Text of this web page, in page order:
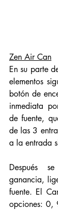
Zen Air Can
En su parte
elementos
botón de
inmediata
de fuente,
de las 3
a la entrada
Después
ganancia,
fuente. El
opciones: 0,